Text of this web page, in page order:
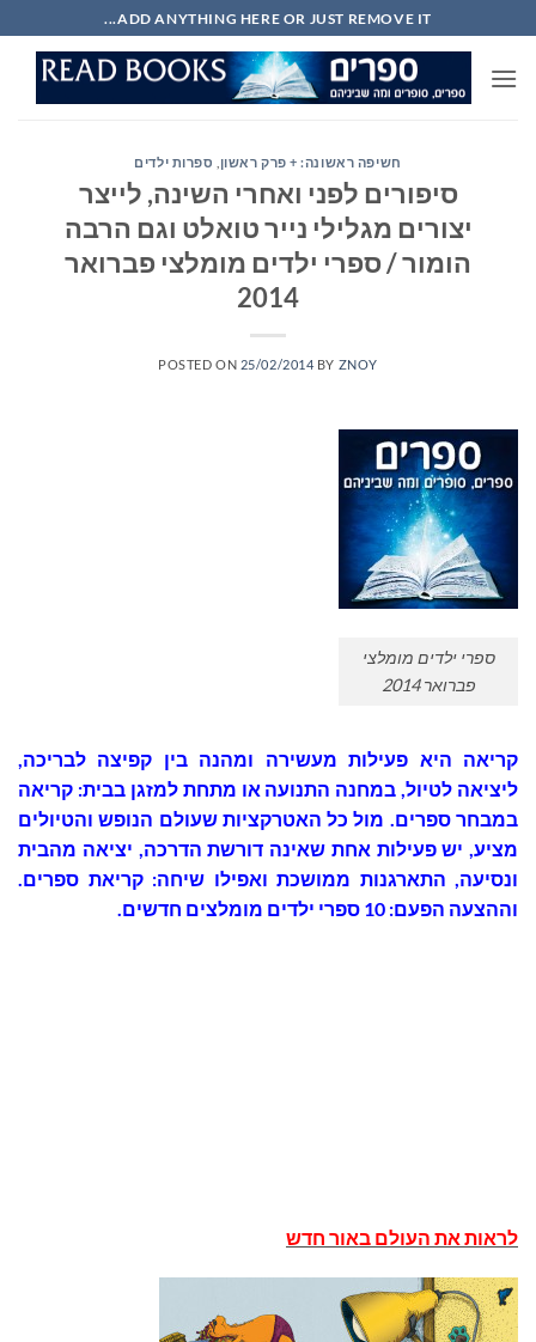
to
content
ADD ANYTHING HERE OR JUST REMOVE IT...
חשיפה ראשונה: + פרק ראשון ספרות ילדים
סיפורים לפני ואחרי השינה, לייצר
יצורים מגלילי נייר טואלט וגם הרבה
הומור / ספרי ילדים מומלצי פברואר
2014
POSTED ON 25/02/2014 BY ZNOY
ספרי ילדים מומלצי
פברואר 2014
קריאה היא פעילות מעשירה ומהנה בין קפיצה לבריכה,
ליציאה לטיול, במחנה התנועה או מתחת למזגן בבית: קריאה
במבחר ספרים. מול כל האטרקציות שעולם הנופש והטיולים
מציע, יש פעילות אחת שאינה דורשת הדרכה, יציאה מהבית
ונסיעה, התארגנות ממושכת ואפילו שיחה: קריאת ספרים.
וההצעה הפעם: 10 ספרי ילדים מומלצים חדשים.
לראות את העולם באור חדש